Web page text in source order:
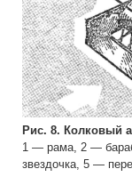
Рис. 8. Колковый
1 — рама, 2 —
звездочка, 5 —